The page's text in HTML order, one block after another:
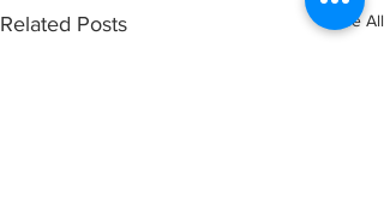
Related Posts See All